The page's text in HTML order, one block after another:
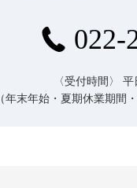
022-
〈受付時間〉
平
（年末年始・夏期休業期間